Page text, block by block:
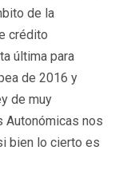
de la
crédito
última para
de 2016 y
de muy
Autonómicas nos
bien lo cierto es